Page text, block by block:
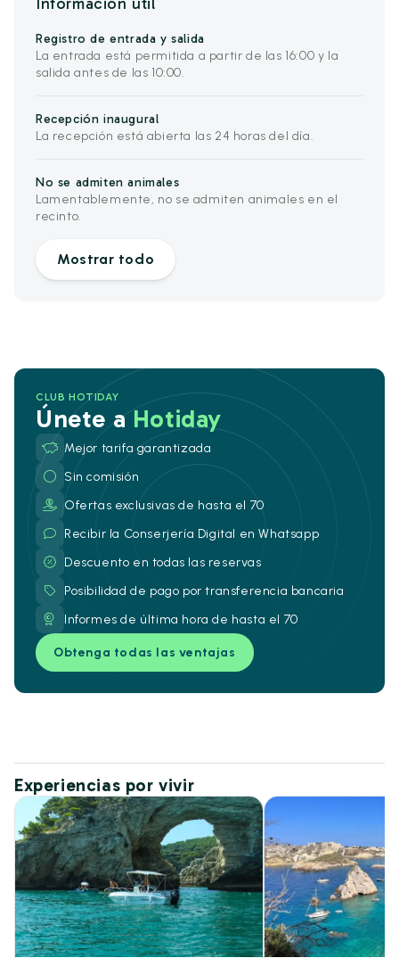
Registro de entrada y salida
La entrada está permitida a partir de las 16:00 y la
salida antes de las 10:00.
Recepción inaugural
La recepción está abierta las 24 horas del día.
No se admiten animales
Lamentablemente, no se admiten animales en el
recinto.
Mostrar todo
CLUB HOTIDAY
Únete aHotiday
Mejor tarifa garantizada
Sin comisión
Ofertas exclusivas de hasta el 70
Recibir la Conserjería Digital en Whatsapp
Descuento en todas las reservas
Posibilidad de pago por transferencia bancaria
Informes de última hora de hasta el 70
Obtenga todas las ventajas
Experiencias por vivir